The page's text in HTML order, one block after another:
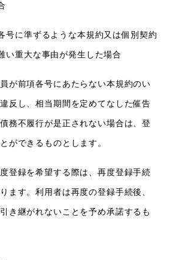
号に準ずるような本規約又は個別契約
い重大な事由が発生した場合
が前項各号にあたらない本規約のい
反し、相当期間を定めてなした催告
務不履行が是正されない場合は、登
ができるものとします。
登録を希望する際は、再度登録手続
ます。利用者は再度の登録手続後、
き継がれないことを予め承諾するも